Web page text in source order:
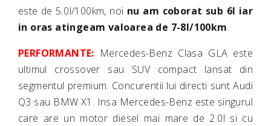
este de 5.0l/100km, noi nu am coborat sub 6l iar
in oras atingeam valoarea de 7-8l/100km.
PERFORMANTE: Mercedes-Benz Clasa GLA este
ultimul crossover sau SUV compact lansat din
segmentul premium. Concurentii lui directi sunt Audi
Q3 sau BMW X1. Insa Mercedes-Benz este singurul
care are un motor diesel mai mare de 2.0l si cu